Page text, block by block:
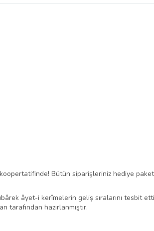
Bütün siparişleriniz hediye
âyet-i kerîmelerin geliş sıralarını tesbit
tarafından hazırlanmıştır.